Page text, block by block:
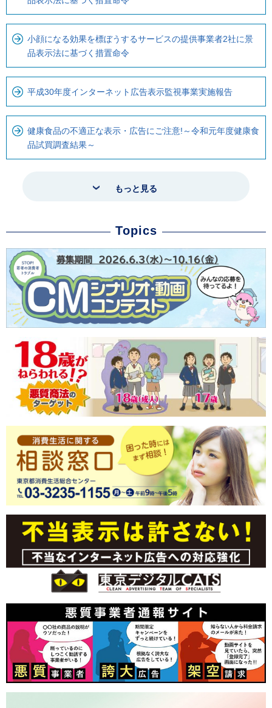
小顔になる効果を標ぼうするサービスの提供事業者2社に景
品表示法に基づく措置命令
平成30年度インターネット広告表示監視事業実施報告
健康食品の不適正な表示・広告にご注意!～令和元年度健康食
品試買調査結果～
もっと見る
Topics